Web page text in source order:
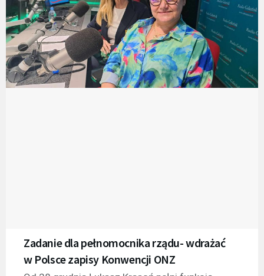
Zadanie dla pełnomocnika rządu- wdrażać
w Polsce zapisy Konwencji ONZ